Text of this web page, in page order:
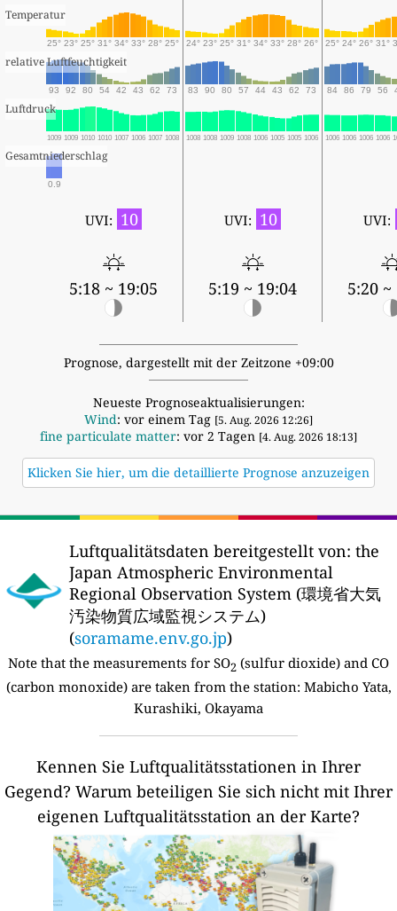
Temperatur
25° 23° 25° 31° 34° 33° 28° 25° 24° 23° 25° 31° 34° 33° 28° 26° 25° 24° 26° 31°
relative Luftfeuchtigkeit
93 92 80 54 42 43 62 73 83 90 80 57 44 43 62 73 84 86 79 56
Luftdruck
1009 1009 1010 1010 1007 1006 1007 1008 1008 1008 1009 1008 1006 1005 1005 1006 1006 1006 1006 1006
Gesamtniederschlag
0.9
UVI: 10
5:18 ~ 19:05
UVI: 10
5:19 ~ 19:04
UVI:
5:20 ~
Prognose, dargestellt mit der Zeitzone +09:00
Neueste Prognoseaktualisierungen:
Wind: vor einem Tag [5. Aug. 2026 12:26]
fine particulate matter: vor 2 Tagen [4. Aug. 2026 18:13]
Klicken Sie hier, um die detaillierte Prognose anzuzeigen
Luftqualitätsdaten bereitgestellt von: the
Japan Atmospheric Environmental
Regional Observation System (環境省大気
汚染物質広域監視システム)
(soramame.env.go.jp)
Note that the measurements for SO2 (sulfur dioxide) and CO
(carbon monoxide) are taken from the station: Mabicho Yata,
Kurashiki, Okayama
Kennen Sie Luftqualitätsstationen in Ihrer
Gegend? Warum beteiligen Sie sich nicht mit Ihrer
eigenen Luftqualitätsstation an der Karte?